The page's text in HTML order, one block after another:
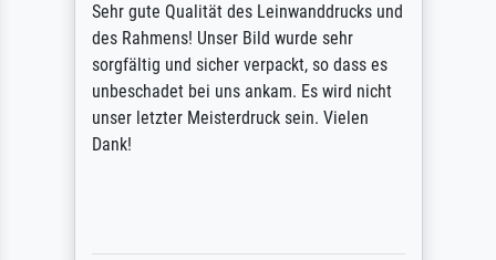
Sehr gute Qualität des Leinwanddrucks und
des Rahmens! Unser Bild wurde sehr
sorgfältig und sicher verpackt, so dass es
unbeschadet bei uns ankam. Es wird nicht
unser letzter Meisterdruck sein. Vielen
Dank!